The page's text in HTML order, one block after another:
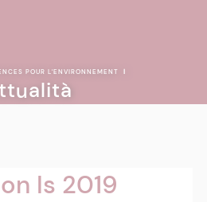
POUR L'ENVIRONNEMENT |
Is 2019